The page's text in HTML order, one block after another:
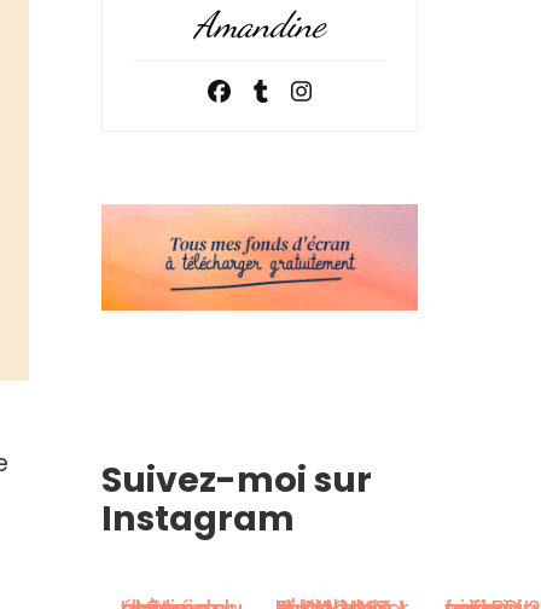
Amandine
Suivez-moi sur
Instagram